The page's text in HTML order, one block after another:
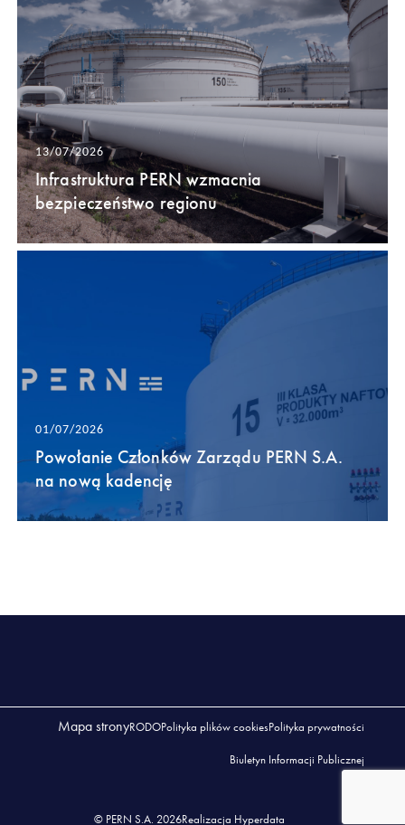
13/07/2026
Infrastruktura PERN wzmacnia
bezpieczeństwo regionu
01/07/2026
Powołanie Członków Zarządu PERN S.A.
na nową kadencję
Mapa stronyRODOPolityka plików cookiesPolityka prywatności
Biuletyn Informacji Publicznej
© PERN S.A. 2026Realizacja Hyperdata